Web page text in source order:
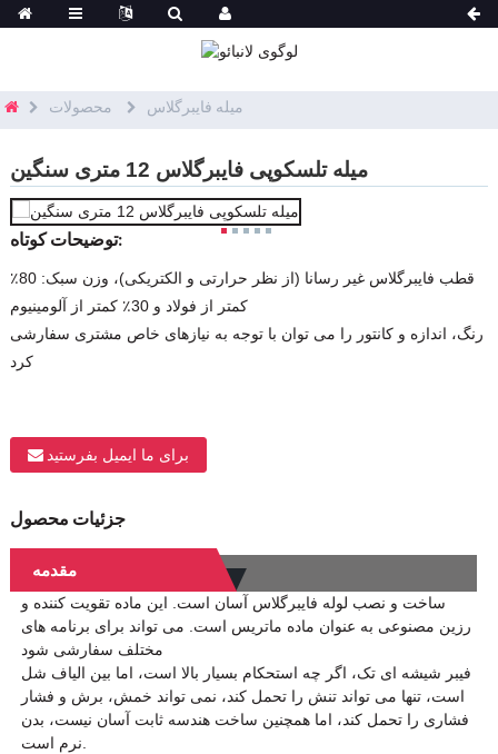
محصولات میله فایبرگلاس
میله تلسکوپی فایبرگلاس 12 متری سنگین
توضیحات کوتاه:
قطب فایبرگلاس غیر رسانا (از نظر حرارتی و الکتریکی)، وزن سبک: 80٪
کمتر از فولاد و 30٪ کمتر از آلومینیوم
رنگ، اندازه و کانتور را می توان با توجه به نیازهای خاص مشتری سفارشی
کرد
برای ما ایمیل بفرستید
جزئیات محصول
مقدمه
ساخت و نصب لوله فایبرگلاس آسان است. این ماده تقویت کننده و
رزین مصنوعی به عنوان ماده ماتریس است. می تواند برای برنامه های
مختلف سفارشی شود
فیبر شیشه ای تک، اگر چه استحکام بسیار بالا است، اما بین الیاف شل
است، تنها می تواند تنش را تحمل کند، نمی تواند خمش، برش و فشار
فشاری را تحمل کند، اما همچنین ساخت هندسه ثابت آسان نیست، بدن
نرم است.